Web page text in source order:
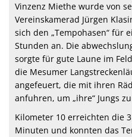
Vinzenz Miethe wurde von
Vereinskamerad Jürgen
sich den „Tempohasen“ für
Stunden an. Die
sorgte für gute Laune im
die Mesumer
angefeuert, die mit ihren
anfuhren, um „ihre“ Jungs
Kilometer 10 erreichten die
Minuten und konnten das